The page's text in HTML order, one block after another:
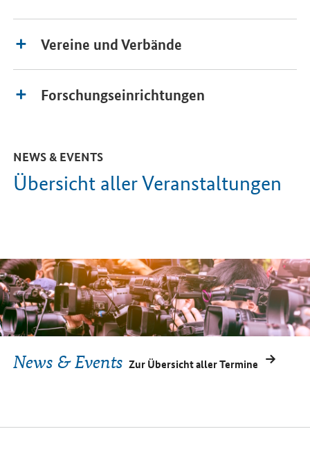
Vereine und Verbände
Forschungseinrichtungen
NEWS & EVENTS
Übersicht aller Veranstaltungen
News & Events Zur Übersicht aller Termine